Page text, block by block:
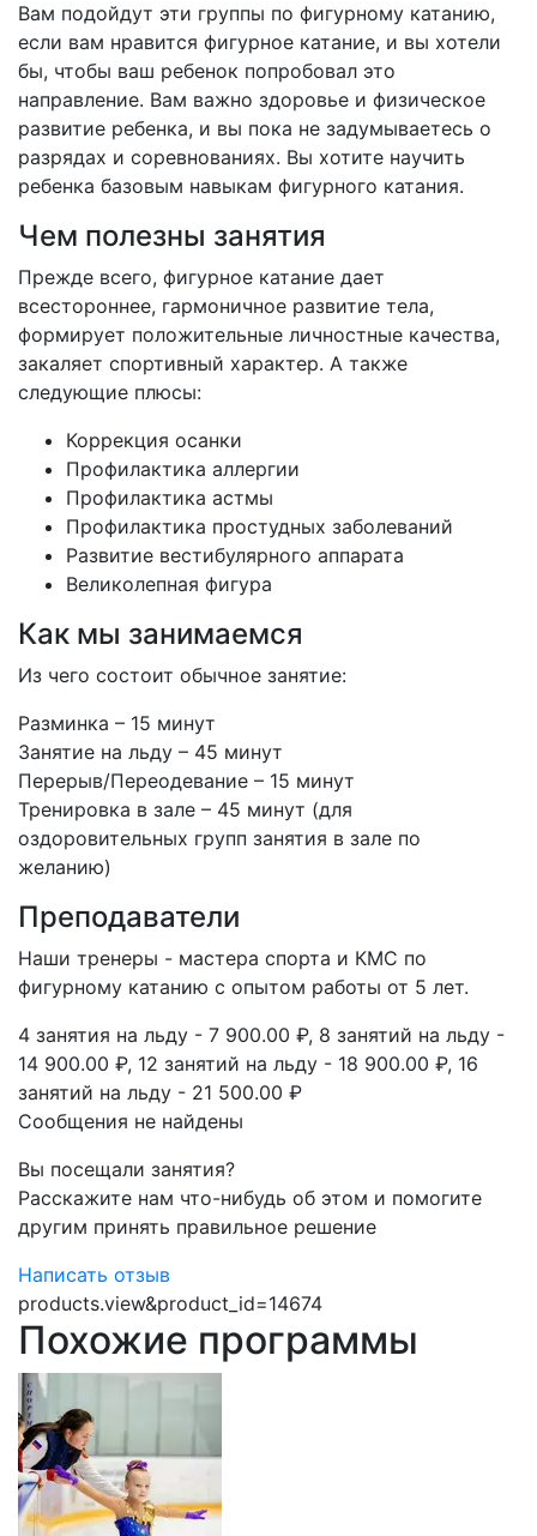
Вам подойдут эти группы по фигурному катанию,
если вам нравится фигурное катание, и вы хотели
бы, чтобы ваш ребенок попробовал это
направление. Вам важно здоровье и физическое
развитие ребенка, и вы пока не задумываетесь о
разрядах и соревнованиях. Вы хотите научить
ребенка базовым навыкам фигурного катания.
Чем полезны занятия
Прежде всего, фигурное катание дает
всестороннее, гармоничное развитие тела,
формирует положительные личностные качества,
закаляет спортивный характер. А также
следующие плюсы:
Коррекция осанки
Профилактика аллергии
Профилактика астмы
Профилактика простудных заболеваний
Развитие вестибулярного аппарата
Великолепная фигура
Как мы занимаемся
Из чего состоит обычное занятие:
Разминка – 15 минут
Занятие на льду – 45 минут
Перерыв/Переодевание – 15 минут
Тренировка в зале – 45 минут (для
оздоровительных групп занятия в зале по
желанию)
Преподаватели
Наши тренеры - мастера спорта и КМС по
фигурному катанию с опытом работы от 5 лет.
4 занятия на льду - 7 900.00 ₽, 8 занятий на льду -
14 900.00 ₽​, 12 занятий на льду - 18 900.00 ₽, 16
занятий на льду - 21 500.00 ₽
Сообщения не найдены
Вы посещали занятия?
Расскажите нам что-нибудь об этом и помогите
другим принять правильное решение
Написать отзыв
products.view&product_id=14674
Похожие программы